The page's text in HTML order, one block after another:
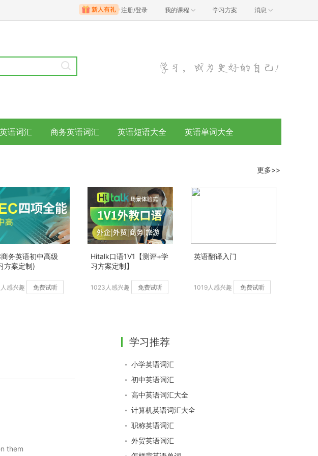
注册/登录 我的课程 学习方案 消息
语词汇 商务英语词汇 英语短语大全 英语单词大全
更多>>
商务英语初中高级
方案定制)
感兴趣 免费试听
Hitalk口语1V1【测评+学
习方案定制】
1023人感兴趣 免费试听
英语翻译入门
1019人感兴趣 免费试听
them
学习推荐
小学英语词汇
初中英语词汇
高中英语词汇大全
计算机英语词汇大全
职称英语词汇
外贸英语词汇